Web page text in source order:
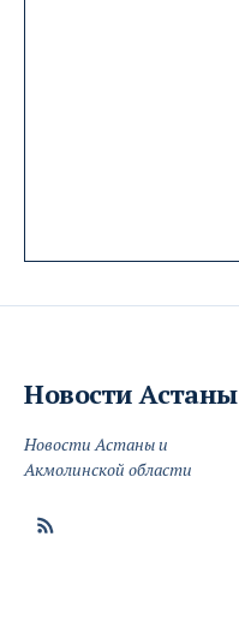
Новости Астаны
Новости Астаны и
Акмолинской области